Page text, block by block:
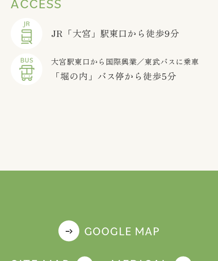
JR「大宮」駅東口から徒歩9分
大宮駅東口から国際興業／東武バスに乗車
「堀の内」バス停から徒歩5分
GOOGLE MAP